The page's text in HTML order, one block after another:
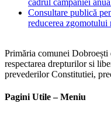
cadrul campaniei
Consultare publică
reducerea zgomotului
Primăria comunei Dobroești
respectarea drepturilor si
prevederilor Constitutiei,
Pagini Utile – Meniu